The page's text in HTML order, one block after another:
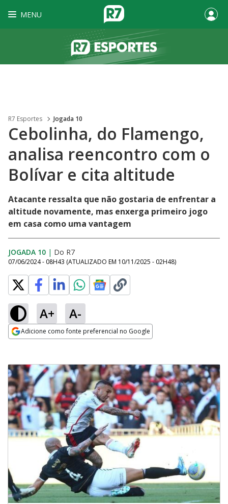
MENU
R7 Esportes Jogada 10
Cebolinha, do Flamengo,
analisa reencontro com o
Bolívar e cita altitude
Atacante ressalta que não gostaria de enfrentar a
altitude novamente, mas enxerga primeiro jogo
em casa como uma vantagem
JOGADA 10 | Do R7
07/06/2024 - 08H43 (ATUALIZADO EM 10/11/2025 - 02H48)
A+ A-
Adicione como fonte preferencial no Google